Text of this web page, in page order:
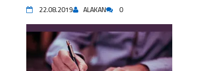
22.08.2019 ALAKAN 0